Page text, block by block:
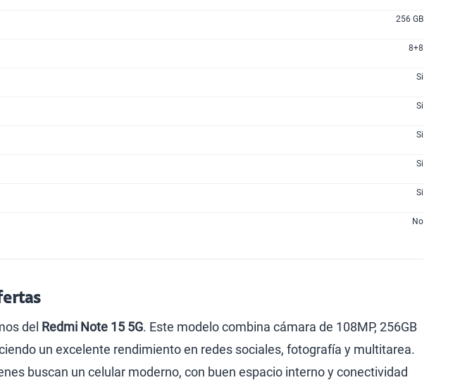
256 GB
8+8
Si
Si
Si
Si
Si
No
del Redmi Note 15 5G. Este modelo combina cámara de 108MP, 256GB
un excelente rendimiento en redes sociales, fotografía y multitarea.
buscan un celular moderno, con buen espacio interno y conectividad